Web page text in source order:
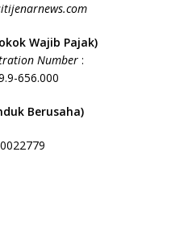
Wajib Pajak)
Number:
656.000
Berusaha)